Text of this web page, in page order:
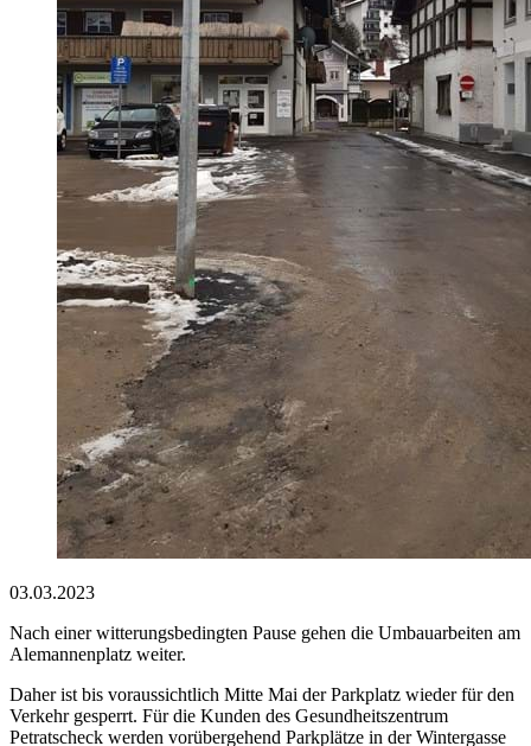
03.03.2023
Nach einer witterungsbedingten Pause gehen die Umbauarbeiten am
Alemannenplatz weiter.
Daher ist bis voraussichtlich Mitte Mai der Parkplatz wieder für den
Verkehr gesperrt. Für die Kunden des Gesundheitszentrum
Petratscheck werden vorübergehend Parkplätze in der Wintergasse